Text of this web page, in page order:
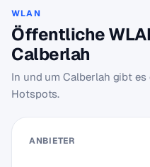
WLAN
Öffentliche
Calberlah
In und um Calberlah gibt
Hotspots.
ANBIETER